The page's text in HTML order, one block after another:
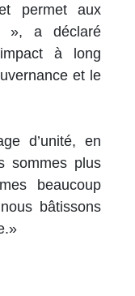
permet aux
», a déclaré
à long
et le
d’unité, en
sommes plus
beaucoup
bâtissons